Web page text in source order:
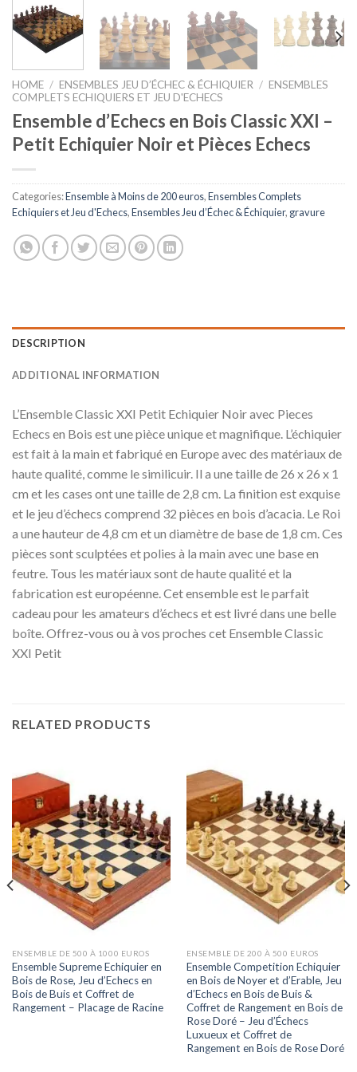
HOME / ENSEMBLES JEU D’ÉCHEC & ÉCHIQUIER / ENSEMBLES
COMPLETS ECHIQUIERS ET JEU D'ECHECS
Ensemble d’Echecs en Bois Classic XXI –
Petit Echiquier Noir et Pièces Echecs
Categories:Ensemble à Moins de 200 euros,Ensembles Complets
Echiquiers et Jeu d'Echecs,Ensembles Jeu d’Échec & Échiquier, gravure
DESCRIPTION
ADDITIONAL INFORMATION
L’Ensemble Classic XXI Petit Echiquier Noir avec Pieces
Echecs en Bois est une pièce unique et magnifique. L’échiquier
est fait à la main et fabriqué en Europe avec des matériaux de
haute qualité, comme le similicuir. Il a une taille de 26 x 26 x 1
cm et les cases ont une taille de 2,8 cm. La finition est exquise
et le jeu d’échecs comprend 32 pièces en bois d’acacia. Le Roi
a une hauteur de 4,8 cm et un diamètre de base de 1,8 cm. Ces
pièces sont sculptées et polies à la main avec une base en
feutre. Tous les matériaux sont de haute qualité et la
fabrication est européenne. Cet ensemble est le parfait
cadeau pour les amateurs d’échecs et est livré dans une belle
boîte. Offrez-vous ou à vos proches cet Ensemble Classic
XXI Petit
RELATED PRODUCTS
ENSEMBLE DE 500 À 1000 EUROS
Ensemble Supreme Echiquier en
Bois de Rose, Jeu d’Echecs en
Bois de Buis et Coffret de
Rangement – Placage de Racine
ENSEMBLE DE 200 À 500 EUROS
Ensemble Competition Echiquier
en Bois de Noyer et d’Erable, Jeu
d’Echecs en Bois de Buis &
Coffret de Rangement en Bois de
Rose Doré – Jeu d’Échecs
Luxueux et Coffret de
Rangement en Bois de Rose Doré